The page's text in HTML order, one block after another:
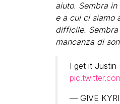
aiuto. Sembra
e a cui ci siamo
difficile. Sembra
mancanza di
I get it Justin
— GIVE